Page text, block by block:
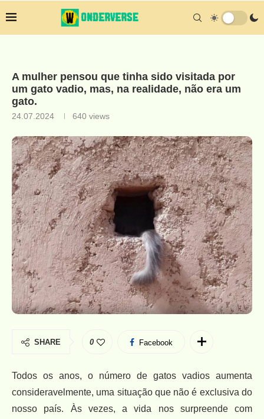
A mulher pensou que tinha sido visitada por
um gato vadio, mas, na realidade, não era um
gato.
24.07.2024 640 views
SHARE 0 Facebook
Todos os anos, o número de gatos vadios aumenta
consideravelmente, uma situação que não é exclusiva do
nosso país. Às vezes, a vida nos surpreende com